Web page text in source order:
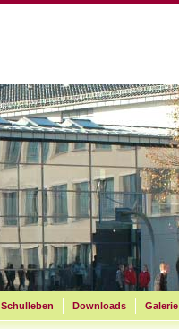
Schulleben Downloads Galerie